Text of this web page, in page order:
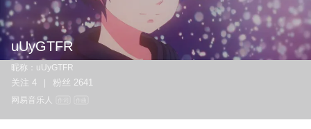
uUyGTFR
昵称： uUyGTFR
关注 4 粉丝 2641
网易音乐人